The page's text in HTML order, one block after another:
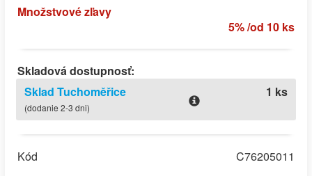
Množstvové zľavy
5% /od 10 ks
Skladová dostupnosť:
Sklad Tuchoměřice
(dodanie 2-3 dni)
1 ks
Kód C76205011